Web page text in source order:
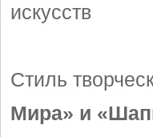
искусств
Стиль
Мира» и